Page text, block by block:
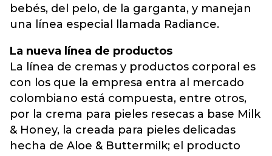
bebés, del pelo, de la garganta, y manejan
una línea especial llamada Radiance.
La nueva línea de productos
La línea de cremas y productos corporal es
con los que la empresa entra al mercado
colombiano está compuesta, entre otros,
por la crema para pieles resecas a base Milk
& Honey, la creada para pieles delicadas
hecha de Aloe & Buttermilk; el producto